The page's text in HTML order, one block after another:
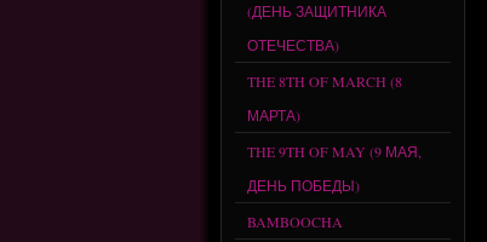
(ДЕНЬ ЗАЩИТНИКА
ОТЕЧЕСТВА)
THE 8TH OF MARCH (8
МАРТА)
THE 9TH OF MAY (9 МАЯ,
ДЕНЬ ПОБЕДЫ)
BAMBOOCHA